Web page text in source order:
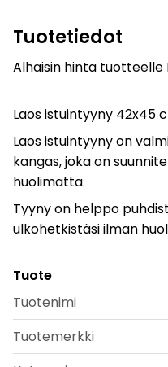
Tuotetiedot
Alhaisin hinta tuotteelle
Laos istuintyyny 42x45
Laos istuintyyny on
kangas, joka on
huolimatta.
Tyyny on helppo
ulkohetkistäsi ilman
Tuote
Tuotenimi
Tuotemerkki